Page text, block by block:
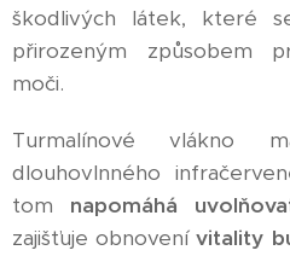
škodlivých látek, které
přirozeným způsobem
moči.
Turmalínové vlákno
dlouhovlnného
tom napomáhá
zajišťuje obnovenívitality